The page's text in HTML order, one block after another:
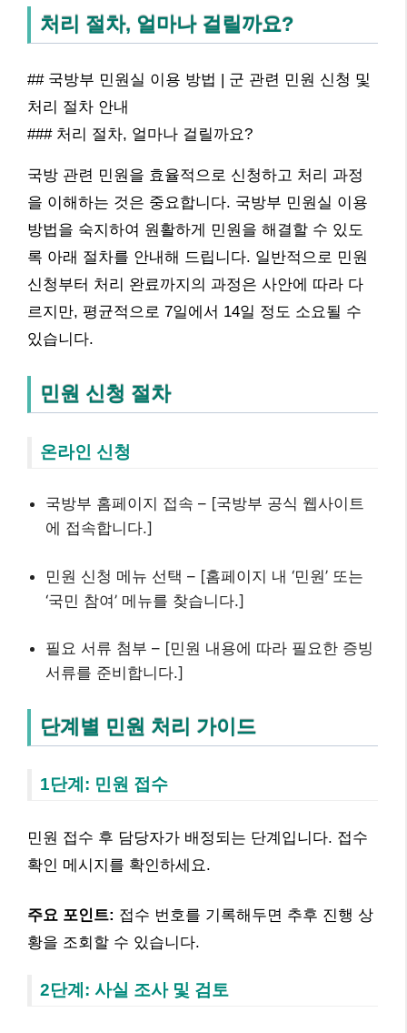
처리 절차, 얼마나 걸릴까요?
## 국방부 민원실 이용 방법 | 군 관련 민원 신청 및
처리 절차 안내
### 처리 절차, 얼마나 걸릴까요?
국방 관련 민원을 효율적으로 신청하고 처리 과정
을 이해하는 것은 중요합니다. 국방부 민원실 이용
방법을 숙지하여 원활하게 민원을 해결할 수 있도
록 아래 절차를 안내해 드립니다. 일반적으로 민원
신청부터 처리 완료까지의 과정은 사안에 따라 다
르지만, 평균적으로 7일에서 14일 정도 소요될 수
있습니다.
민원 신청 절차
온라인 신청
국방부 홈페이지 접속 – [국방부 공식 웹사이트
에 접속합니다.]
민원 신청 메뉴 선택 – [홈페이지 내 ‘민원’ 또는
‘국민 참여’ 메뉴를 찾습니다.]
필요 서류 첨부 – [민원 내용에 따라 필요한 증빙
서류를 준비합니다.]
단계별 민원 처리 가이드
1단계: 민원 접수
민원 접수 후 담당자가 배정되는 단계입니다. 접수
확인 메시지를 확인하세요.
주요 포인트: 접수 번호를 기록해두면 추후 진행 상
황을 조회할 수 있습니다.
2단계: 사실 조사 및 검토